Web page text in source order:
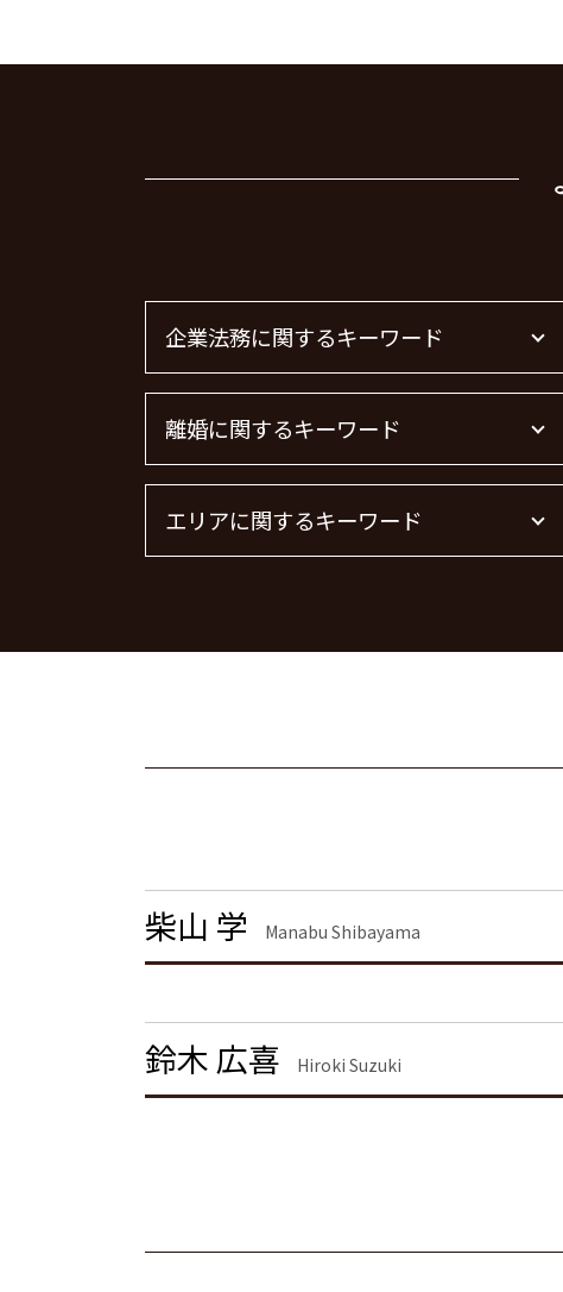
企業法務に関するキーワード
顧問弁護士 個人事業主
m&a 弁護士
顧問弁護士
顧問弁護士 メリット
企業法務とは
退職勧奨 言ってはいけない
離婚に関するキーワード
離婚 慰謝料 養育費
離婚 慰謝料 種類
共同親権 制度
離婚 慰謝料 相場 年収
面会交流権
面会交流 権利
エリアに関するキーワード
企業法務 港区 弁護士
離婚 埼玉県 弁護士
企業法務 千葉県 弁護士
債権回収 渋谷区 弁護士
債権回収 東京都 弁護士
労働問題 東京都 弁護士
労働問題 茨城県 弁護士
離婚 栃木県 弁護士
柴山 学 Manabu Shibayama
鈴木 広喜 Hiroki Suzuki